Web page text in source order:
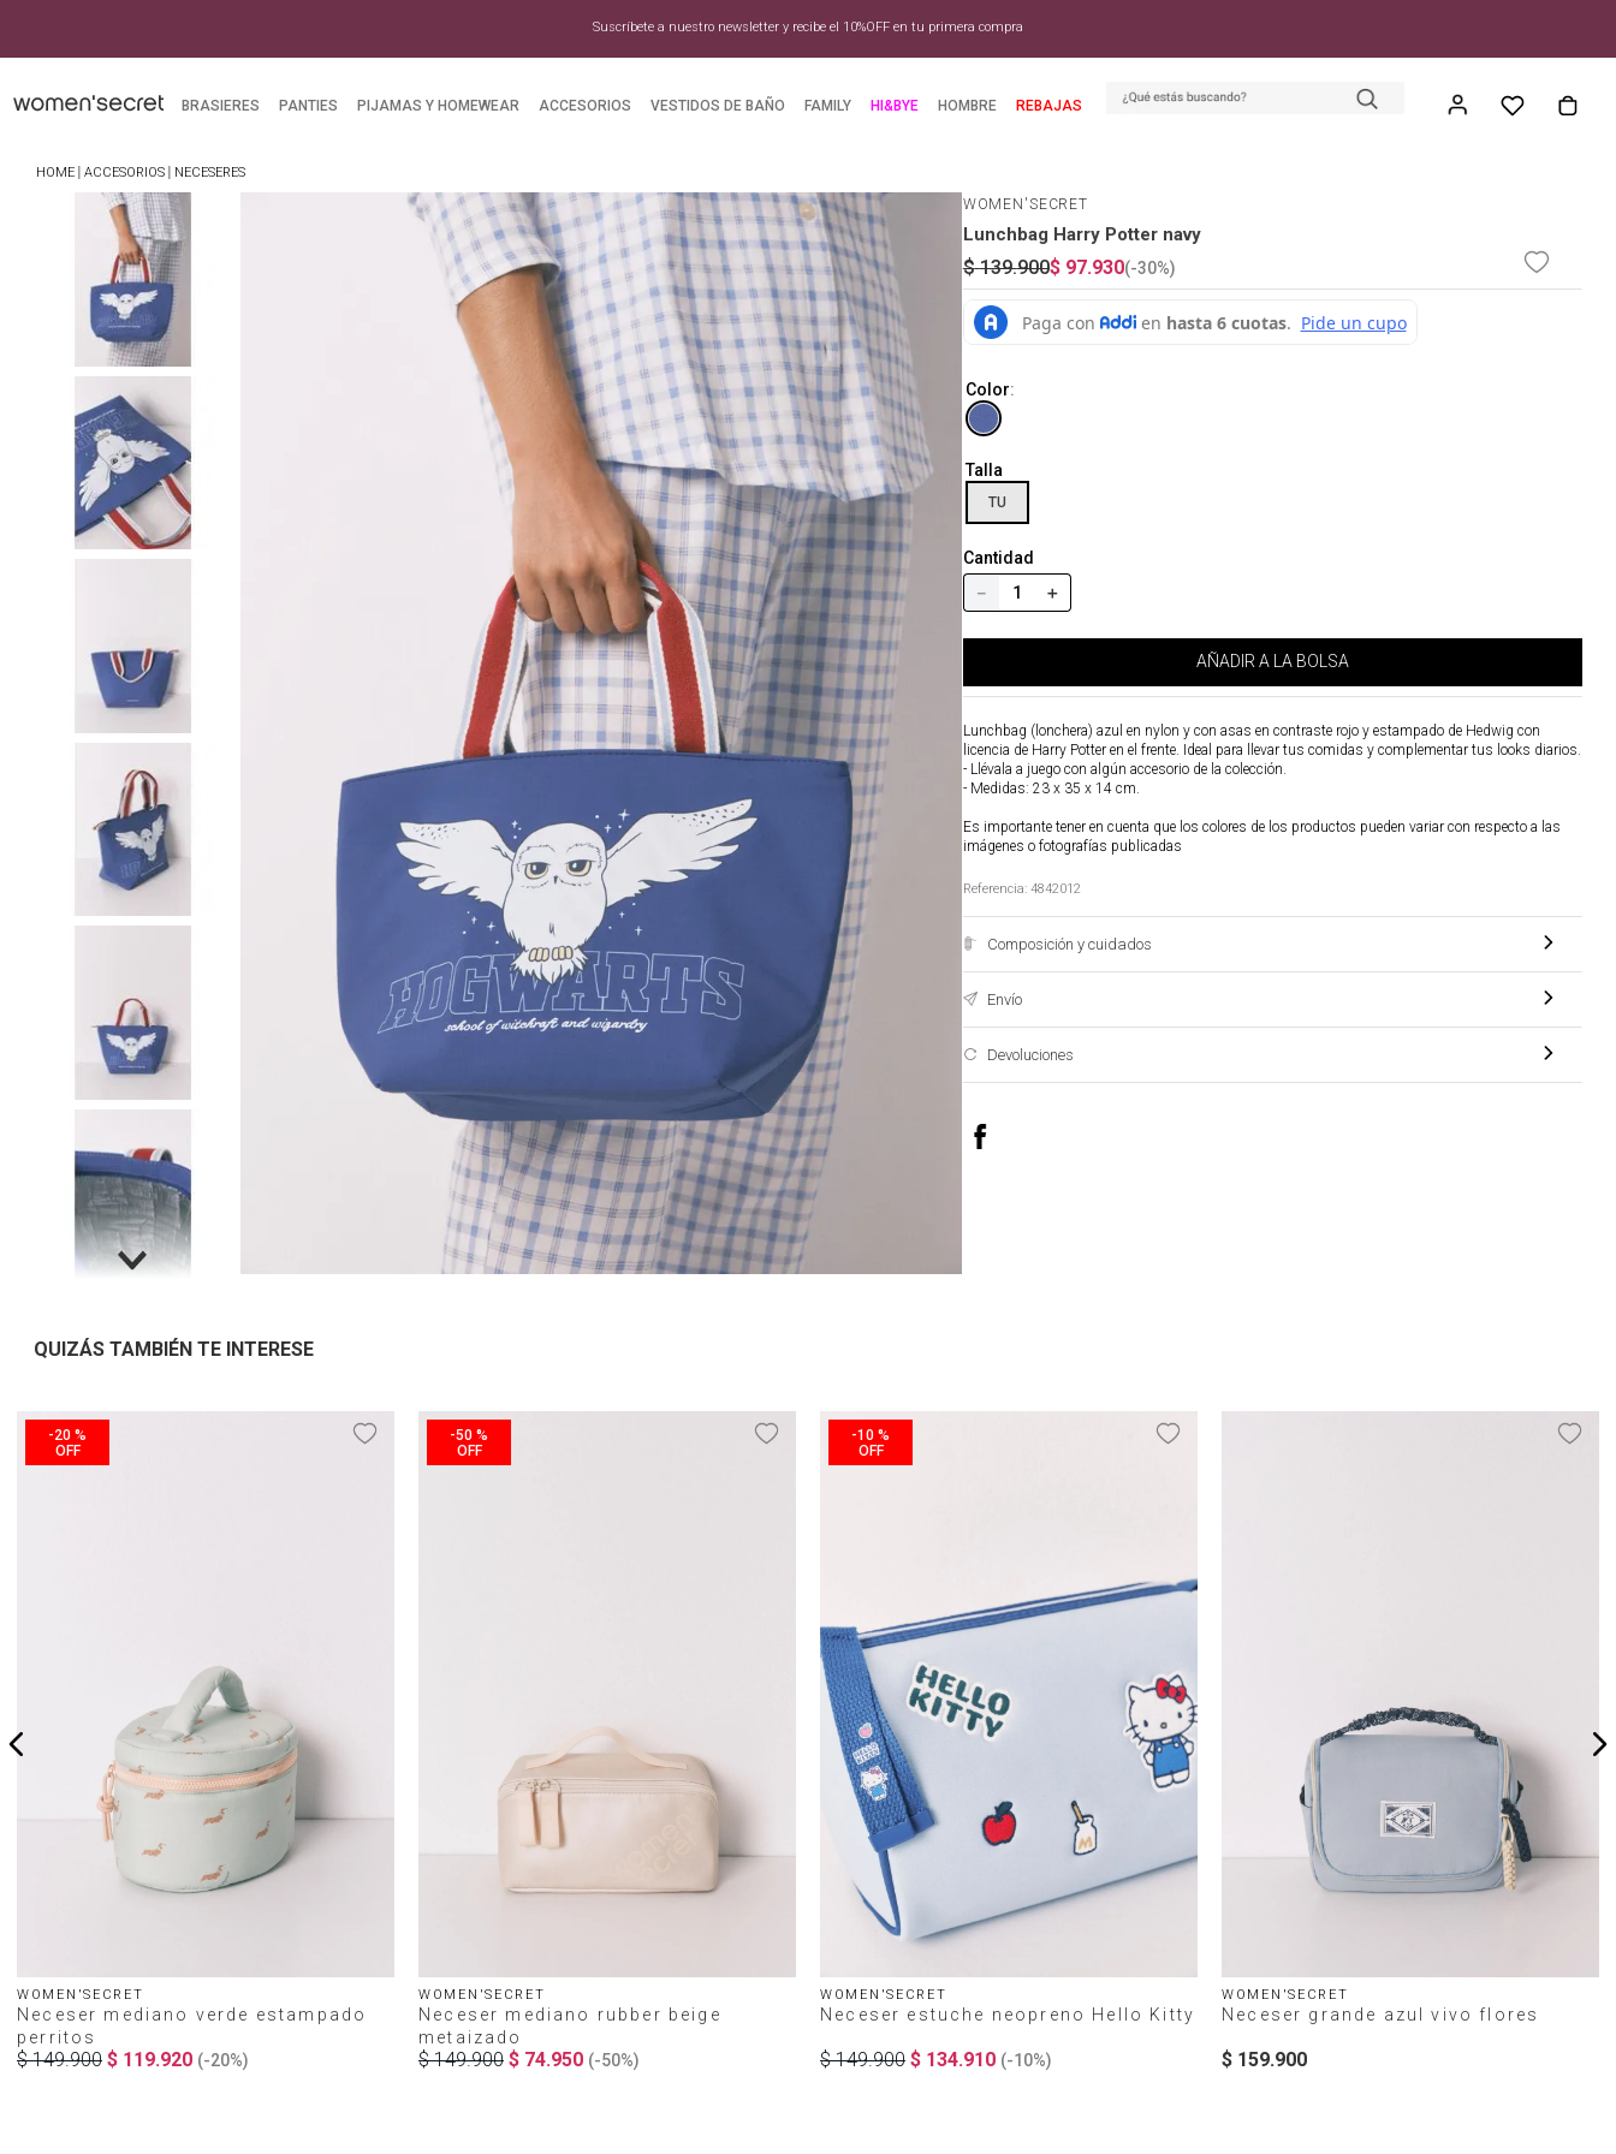
Suscríbete a nuestro newsletter y recibe el 10%OFF en tu primera compra
BRASIERES PANTIES PIJAMAS Y HOMEWEAR ACCESORIOS VESTIDOS DE BAÑO FAMILY HI&BYE HOMBRE REBAJAS
ACCESORIOS NECESERES
WOMEN'SECRET
Lunchbag Harry Potter navy
$ 139.900$ 97.930(-30%)
Color:
Talla
TU
Cantidad
＋
－
AÑADIR A LA BOLSA
Lunchbag (lonchera) azul en nylon y con asas en contraste rojo y estampado de Hedwig con
licencia de Harry Potter en el frente. Ideal para llevar tus comidas y complementar tus looks diarios.
- Llévala a juego con algún accesorio de la colección.
- Medidas: 23 x 35 x 14 cm.
Es importante tener en cuenta que los colores de los productos pueden variar con respecto a las
imágenes o fotografías publicadas
Referencia: 4842012
Composición y cuidados
Envío
Devoluciones
QUIZÁS TAMBIÉN TE INTERESE
-20 %
WOMEN'SECRET
Neceser mediano verde estampado
perritos
$ 149.900 $ 119.920 (-20%)
-50 %
WOMEN'SECRET
Neceser mediano rubber beige
metaizado
$ 149.900 $ 74.950 (-50%)
-10 %
WOMEN'SECRET
Neceser estuche neopreno Hello Kitty
$ 149.900 $ 134.910 (-10%)
WOMEN'SECRET
Neceser grande azul vivo flores
$ 159.900